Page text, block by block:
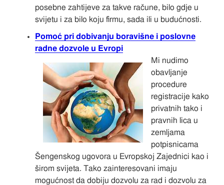
posebne zahtijeve za takve račune, bilo gdje u
svijetu i za bilo koju firmu, sada ili u budućnosti.
Pomoć pri dobivanju boravišne i poslovne
radne dozvole u Evropi
Mi nudimo
obavljanje
procedure
registracije kako
privatnih tako i
pravnih lica u
zemljama
potpisnicama
Šengenskog ugovora u Evropskoj Zajednici kao i
širom svijeta. Tako zainteresovani imaju
mogućnost da dobiju dozvolu za rad i dozvolu za